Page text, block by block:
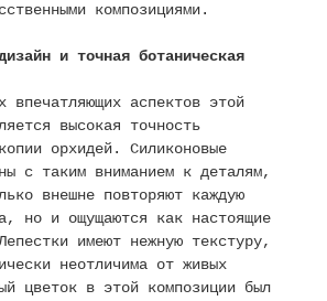
композициями.
и точная ботаническая
впечатляющих аспектов этой
высокая точность
орхидей. Силиконовые
с таким вниманием к деталям,
внешне повторяют каждую
но и ощущаются как настоящие
имеют нежную текстуру,
неотличима от живых
цветок в этой композиции был